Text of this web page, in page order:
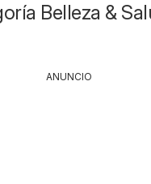
Belleza &
ANUNCIO